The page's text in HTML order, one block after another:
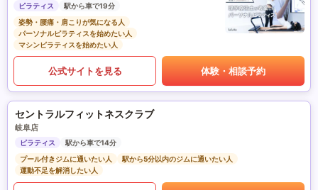
ピラティス
駅から車で19分
姿勢・腰痛・肩こりが気になる人
パーソナルピラティスを始めたい人
マシンピラティスを始めたい人
公式サイトを見る 体験・相談予約
セントラルフィットネスクラブ
岐阜店
ピラティス
駅から車で14分
プール付きジムに通いたい人
駅から5分以内のジムに通いたい人
運動不足を解消したい人